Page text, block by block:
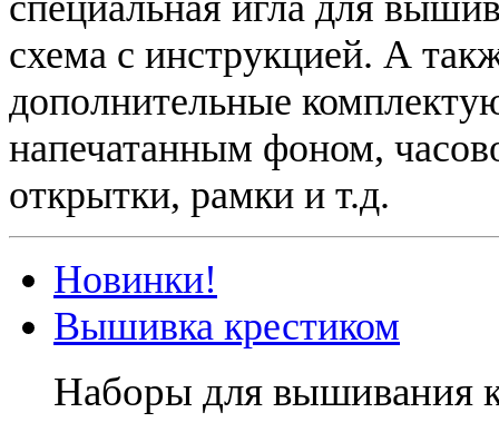
схема с инструкцией. А
дополнительные
напечатанным фоном,
открытки, рамки и т.д.
Новинки!
Вышивка крестиком
Наборы для вышивания